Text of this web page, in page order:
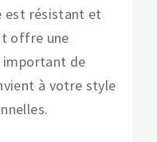
est résistant et
offre une
important de
à votre style